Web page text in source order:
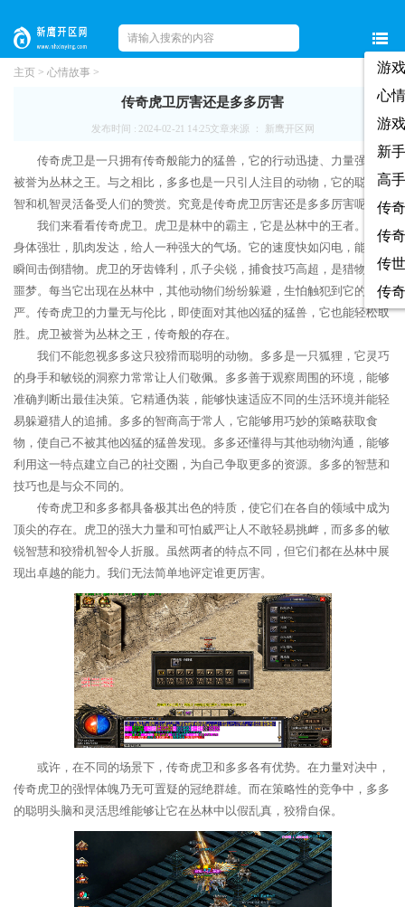
游
心
游
新
高
传
传
传
传
主页 > 心情故事 >
传奇虎卫厉害还是多多厉害
发布时间 : 2024-02-21 14:25文章来源 ： 新鹰开区网
传奇虎卫是一只拥有传奇般能力的猛兽，它的行动迅捷、力量强大，
被誉为丛林之王。与之相比，多多也是一只引人注目的动物，它的聪明才
智和机智灵活备受人们的赞赏。究竟是传奇虎卫厉害还是多多厉害呢？
我们来看看传奇虎卫。虎卫是林中的霸主，它是丛林中的王者。虎卫
身体强壮，肌肉发达，给人一种强大的气场。它的速度快如闪电，能够在
瞬间击倒猎物。虎卫的牙齿锋利，爪子尖锐，捕食技巧高超，是猎物们的
噩梦。每当它出现在丛林中，其他动物们纷纷躲避，生怕触犯到它的威
严。传奇虎卫的力量无与伦比，即使面对其他凶猛的猛兽，它也能轻松取
胜。虎卫被誉为丛林之王，传奇般的存在。
我们不能忽视多多这只狡猾而聪明的动物。多多是一只狐狸，它灵巧
的身手和敏锐的洞察力常常让人们敬佩。多多善于观察周围的环境，能够
准确判断出最佳决策。它精通伪装，能够快速适应不同的生活环境并能轻
易躲避猎人的追捕。多多的智商高于常人，它能够用巧妙的策略获取食
物，使自己不被其他凶猛的猛兽发现。多多还懂得与其他动物沟通，能够
利用这一特点建立自己的社交圈，为自己争取更多的资源。多多的智慧和
技巧也是与众不同的。
传奇虎卫和多多都具备极其出色的特质，使它们在各自的领域中成为
顶尖的存在。虎卫的强大力量和可怕威严让人不敢轻易挑衅，而多多的敏
锐智慧和狡猾机智令人折服。虽然两者的特点不同，但它们都在丛林中展
现出卓越的能力。我们无法简单地评定谁更厉害。
或许，在不同的场景下，传奇虎卫和多多各有优势。在力量对决中，
传奇虎卫的强悍体魄乃无可置疑的冠绝群雄。而在策略性的竞争中，多多
的聪明头脑和灵活思维能够让它在丛林中以假乱真，狡猾自保。